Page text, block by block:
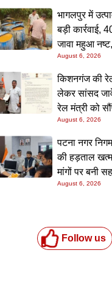
के इलाज में
भागलपुर में
बड़ी कार्रवाई,
जावा महुआ
चुलाई शराब
फरार
August 6, 2026
किशनगंज की
लेकर सांसद
रेल मंत्री को
आरओबी समेत
August 6, 2026
पटना नगर
की हड़ताल
मांगों पर बनी
छुट्टी और बोनस
August 6, 2026
Follow us